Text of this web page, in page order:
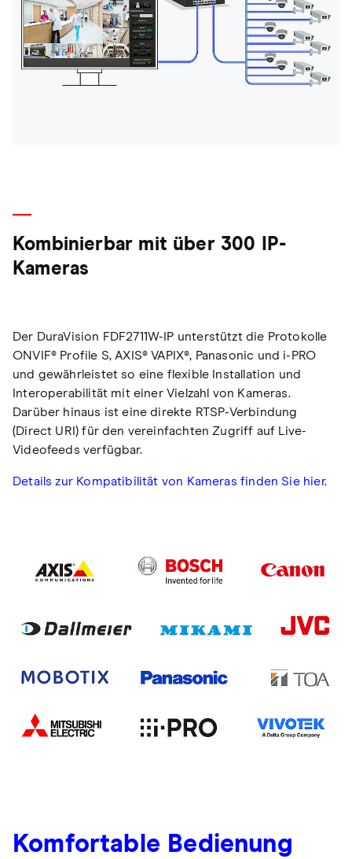
Kombinierbar mit über 300 IP-
Kameras
Der DuraVision FDF2711W-IP unterstützt die Protokolle
ONVIF® Profile S, AXIS® VAPIX®, Panasonic und i-PRO
und gewährleistet so eine flexible Installation und
Interoperabilität mit einer Vielzahl von Kameras.
Darüber hinaus ist eine direkte RTSP-Verbindung
(Direct URI) für den vereinfachten Zugriff auf Live-
Videofeeds verfügbar.
Details zur Kompatibilität von Kameras finden Sie hier.
Komfortable Bedienung